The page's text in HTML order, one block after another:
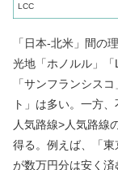
LCC
「日本-北米」間の
光地「ホノルル」「
「サンフランシス
ト」は多い。一方
人気路線>人気路線
得る。例えば、「
が数万円分は安く済